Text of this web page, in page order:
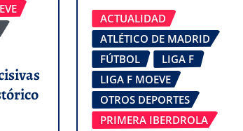
ACTUALIDAD
ATLÉTICO DE MADRID
FÚTBOL
LIGA F
LIGA F MOEVE
OTROS DEPORTES
PRIMERA IBERDROLA